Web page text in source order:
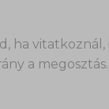
ha
a megosztás.